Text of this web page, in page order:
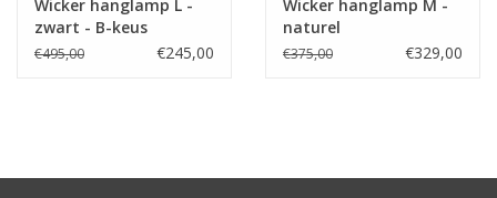
Wicker hanglamp L -
zwart - B-keus
€495,00 €245,00
Wicker hanglamp M -
naturel
€375,00 €329,00